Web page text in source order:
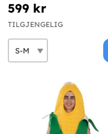
599 kr
TILGJENGELIG